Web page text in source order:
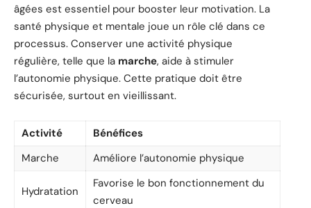
âgées est essentiel pour booster leur motivation. La
santé physique et mentale joue un rôle clé dans ce
processus. Conserver une activité physique
régulière, telle que la marche, aide à stimuler
l’autonomie physique. Cette pratique doit être
sécurisée, surtout en vieillissant.
Activité
Bénéfices
Marche
Améliore l’autonomie physique
Hydratation
Favorise le bon fonctionnement du
cerveau